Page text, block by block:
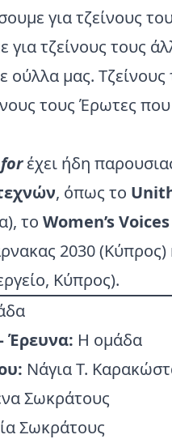
για τζείνους
για τζείνους τους
ούλλα μας.
τους Έρωτες
έχει ήδη
, όπως το
το Women’s Voices
2030 (Κύπρος)
Κύπρος).
Έρευνα: Η ομάδα
Νάγια Τ.
Σωκράτους
Σωκράτους